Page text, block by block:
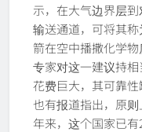
示，在大气边界层
输送通道，可将其
箭在空中播撒化学
专家对这一建议持
花费巨大，其可靠
也有报道指出，原
年来，这个国家已